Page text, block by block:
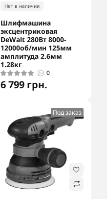
Нет в наличии
Шлифмашина
эксцентриковая
DeWalt 280Вт 8000-
12000об/мин 125мм
амплитуда 2.6мм
1.28кг
0
6 799 грн.
Под заказ